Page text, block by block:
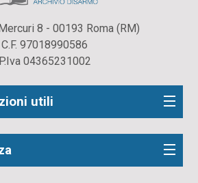
8 - 00193 Roma (RM)
C.F. 97018990586
P.Iva 04365231002
utili